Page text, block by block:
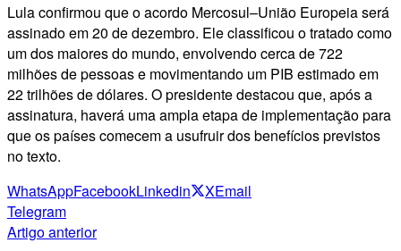
Lula confirmou que o acordo Mercosul–União Europeia será
assinado em 20 de dezembro. Ele classificou o tratado como
um dos maiores do mundo, envolvendo cerca de 722
milhões de pessoas e movimentando um PIB estimado em
22 trilhões de dólares. O presidente destacou que, após a
assinatura, haverá uma ampla etapa de implementação para
que os países comecem a usufruir dos benefícios previstos
no texto.
WhatsAppFacebookLinkedin XEmail
Telegram
Artigo anterior